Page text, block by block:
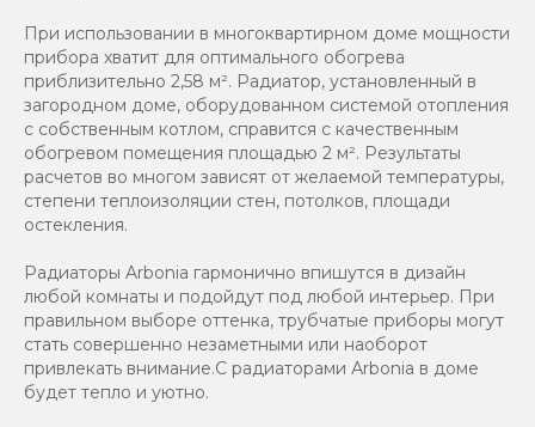
При использовании в многоквартирном доме мощности
прибора хватит для оптимального обогрева
приблизительно 2,58 м². Радиатор, установленный в
загородном доме, оборудованном системой отопления
с собственным котлом, справится с качественным
обогревом помещения площадью 2 м². Результаты
расчетов во многом зависят от желаемой температуры,
степени теплоизоляции стен, потолков, площади
остекления.
Радиаторы Arbonia гармонично впишутся в дизайн
любой комнаты и подойдут под любой интерьер. При
правильном выборе оттенка, трубчатые приборы могут
стать совершенно незаметными или наоборот
привлекать внимание.С радиаторами Аrbonia в доме
будет тепло и уютно.